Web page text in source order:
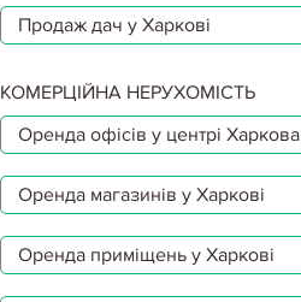
Продаж дач у Харкові
КОМЕРЦІЙНА НЕРУХОМІСТЬ
Оренда офісів у центрі Харкова
Оренда магазинів у Харкові
Оренда приміщень у Харкові